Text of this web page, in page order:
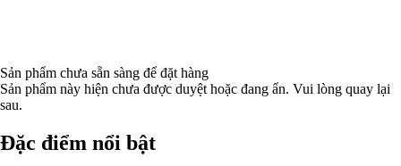
Sản phẩm chưa sẵn sàng để đặt hàng
Sản phẩm này hiện chưa được duyệt hoặc đang ẩn. Vui lòng quay lại
sau.
Đặc điểm nổi bật